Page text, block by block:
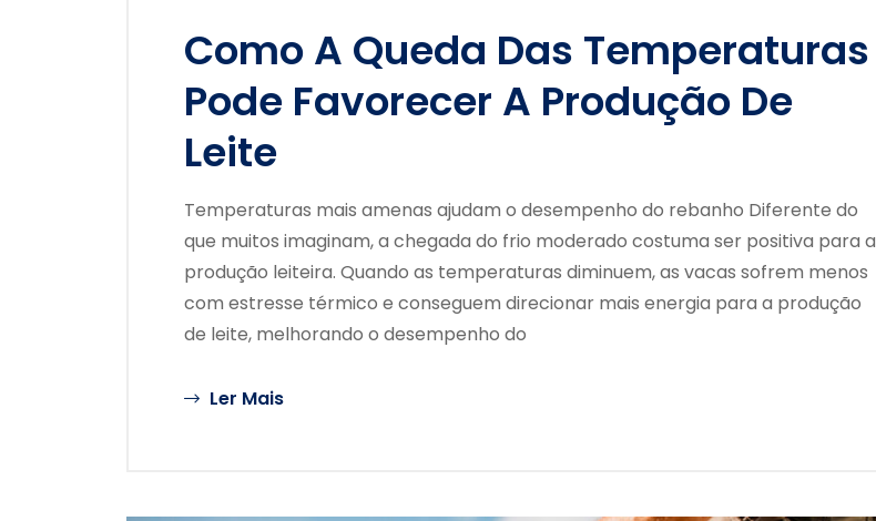
Como A Queda Das Temperaturas
Pode Favorecer A Produção De
Leite
Temperaturas mais amenas ajudam o desempenho do rebanho Diferente do
que muitos imaginam, a chegada do frio moderado costuma ser positiva para a
produção leiteira. Quando as temperaturas diminuem, as vacas sofrem menos
com estresse térmico e conseguem direcionar mais energia para a produção
de leite, melhorando o desempenho do
Ler Mais